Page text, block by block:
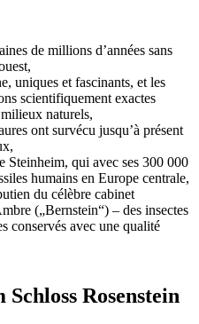
de millions d’années sans
uniques et fascinants, et les
scientifiquement exactes
naturels,
ont survécu jusqu’à présent
Steinheim, qui avec ses 300 000
humains en Europe centrale,
du célèbre cabinet
(„Bernstein“) – des insectes
conservés avec une qualité
Rosenstein